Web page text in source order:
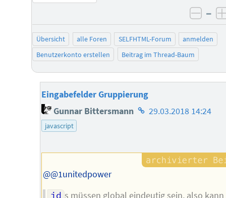
–
Übersicht alle Foren SELFHTML-Forum
anmelden
Benutzerkonto erstellen
Beitrag im Thread-Baum
Eingabefelder Gruppierung
Gunnar Bittersmann Homepage
29.03.2018 14:24
javascript
@@1unitedpower
id s müssen global eindeutig sein, also kann